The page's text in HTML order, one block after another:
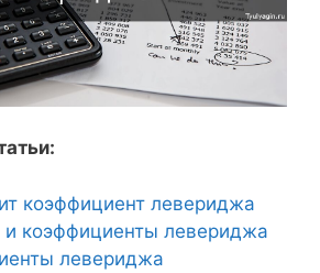
коэффициент левериджа
и коэффициенты левериджа
левериджа